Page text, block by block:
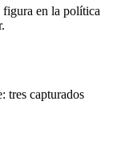
en la política